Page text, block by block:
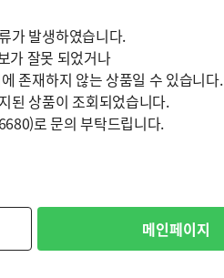
가 발생하였습니다.
가 잘못 되었거나
존재하지 않는 상품일 수 있습니다.
된 상품이 조회되었습니다.
로 문의 부탁드립니다.
메인페이지